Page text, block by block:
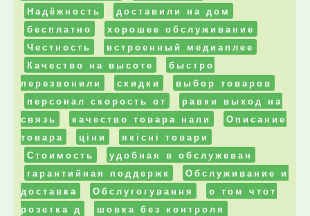
Надёжность
доставили на дом
бесплатно
хорошее обслуживание
Честность
встроенный медиаплее
Качество на высоте
быстро
перезвонили
скидки
выбор товаров
персонал скорость от
равки выход на
связь
качество товара нали
Описание
товара
ціни
якісні товари
Стоимость
удобная в обслужеван
гарантийная поддержк
Обслуживание и
доставка
Обслугогування
о том чтот
розетка д
шовка без контроля